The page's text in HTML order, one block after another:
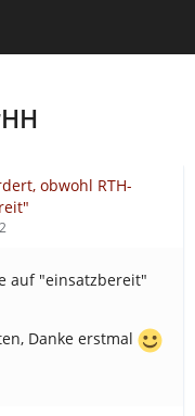
obwohl RTH-
auf "einsatzbereit"
Danke erstmal